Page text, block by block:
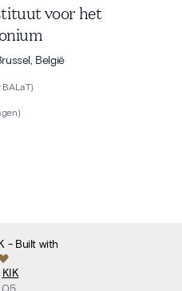
voor het
België
BALaT)
- Built with
KIK